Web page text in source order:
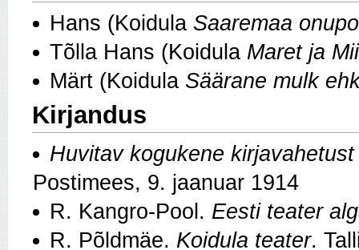
Hans (Koidula Saaremaa
Tõlla Hans (Koidula Maret ja
Märt (Koidula Säärane mulk
Kirjandus
Huvitav kogukene
Postimees, 9. jaanuar 1914
R. Kangro-Pool. Eesti teater
R. Põldmäe. Koidula teater.